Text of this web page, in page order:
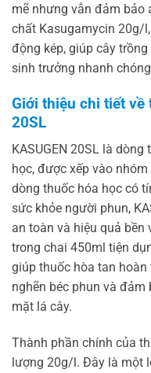
mẽ nhưng vẫn đảm bảo
chất Kasugamycin 20g/
động kép, giúp cây
sinh trưởng nhanh
Giới thiệu chi tiết về
20SL
KASUGEN 20SL là
học, được xếp vào
dòng thuốc hóa học có
sức khỏe người phun,
an toàn và hiệu quả
trong chai 450ml tiện
giúp thuốc hòa tan
nghẽn béc phun và
mặt lá cây.
Thành phần chính của
lượng 20g/l. Đây là một